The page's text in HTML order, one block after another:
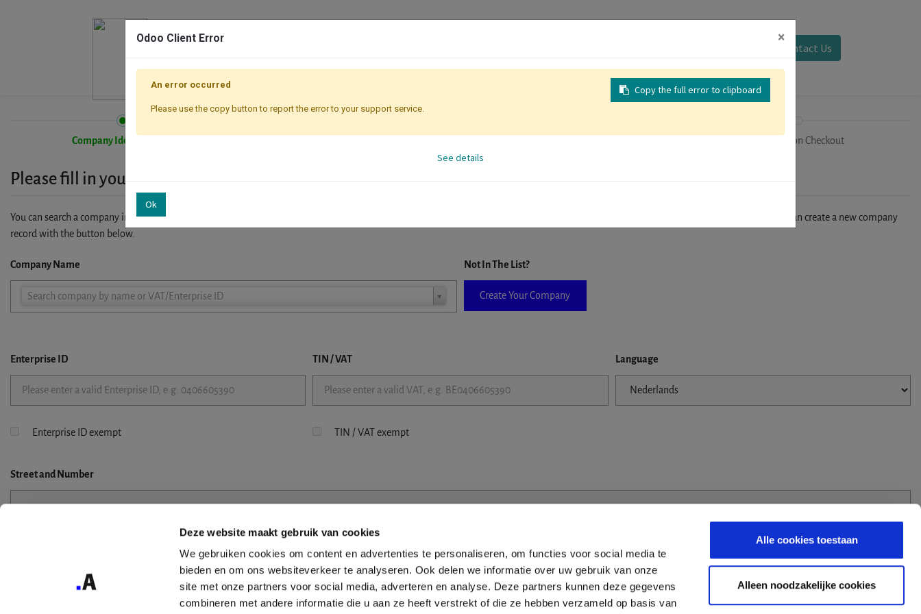
Deze website maakt gebruik van cookies
We gebruiken cookies om content en advertenties te personaliseren, om functies voor social media te
bieden en om ons websiteverkeer te analyseren. Ook delen we informatie over uw gebruik van onze
site met onze partners voor social media, adverteren en analyse. Deze partners kunnen deze gegevens
combineren met andere informatie die u aan ze heeft verstrekt of die ze hebben verzameld op basis van
Alle cookies toestaan
Alleen noodzakelijke cookies
Contact Us
Company Identification Registration Checkout
Please fill in your company details
You can search a company in our database by name, VAT or enterprise ID. When a company is selected it will auto-complete the form. If you don't find your company in our database, you can create a new company
record with the button below.
Company Name
Search company by name or VAT/Enterprise ID
Company
Not In The List?
Create Your Company
Enterprise ID TIN / VAT Language
Enterprise ID exempt TIN / VAT exempt
Streetand Number
Odoo Client Error ×
Copy the full error to clipboard
An error occurred
Please use the copy button to report the error to your support service.
See details
Ok